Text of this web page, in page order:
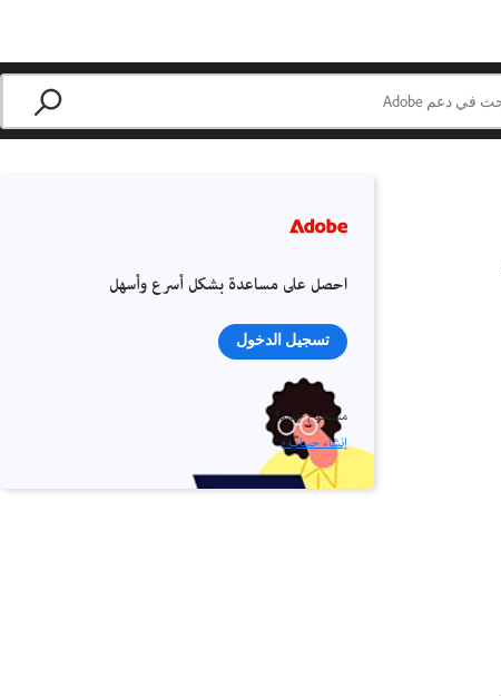
احصل على مساعدة بشكل أسرع وأسهل
تسجيل الدخول
مستخدم جديد؟
إنشاء حساب ›